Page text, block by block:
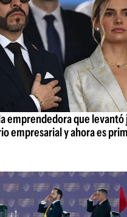
emprendedora que levantó
empresarial y ahora es